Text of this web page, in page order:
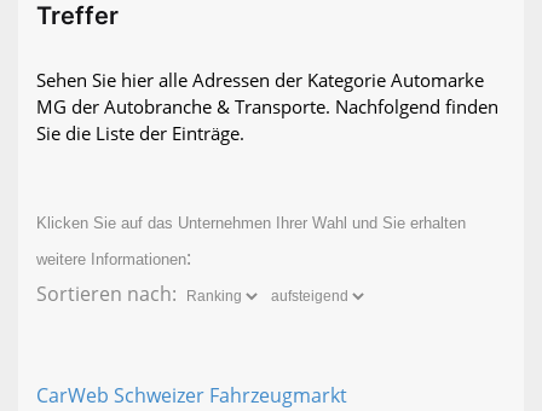
Treffer
Sehen Sie hier alle Adressen der Kategorie Automarke
MG der Autobranche & Transporte. Nachfolgend finden
Sie die Liste der Einträge.
Klicken Sie auf das Unternehmen Ihrer Wahl und Sie erhalten
weitere Informationen:
Sortieren nach:
CarWeb Schweizer Fahrzeugmarkt